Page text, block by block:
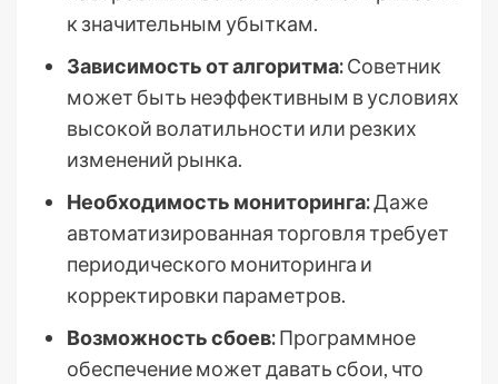
к значительным убыткам.
Зависимость от алгоритма:Советник
может быть неэффективным в условиях
высокой волатильности или резких
изменений рынка.
Необходимость мониторинга:Даже
автоматизированная торговля требует
периодического мониторинга и
корректировки параметров.
Возможность сбоев:Программное
обеспечение может давать сбои, что